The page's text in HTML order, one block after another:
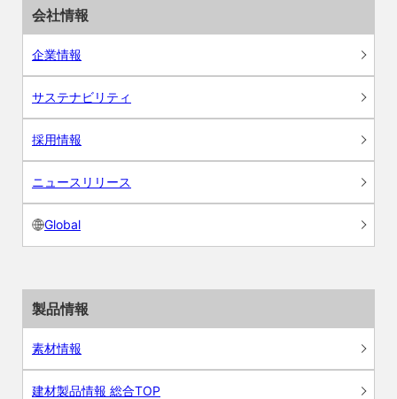
会社情報
企業情報
サステナビリティ
採用情報
ニュースリリース
Global
製品情報
素材情報
建材製品情報 総合TOP